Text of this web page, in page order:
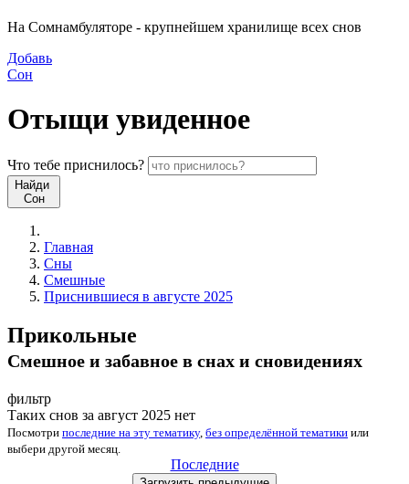
На Сомнамбуляторе - крупнейшем хранилище всех снов
Добавь
Сон
Отыщи увиденное
Что тебе приснилось?
Найди
Сон
Главная
Сны
Смешные
Приснившиеся в августе 2025
Прикольные
Смешное и забавное в снах и сновидениях
фильтр
Таких снов за август 2025 нет
Посмотри последние на эту тематику, без определённой тематики или
выбери другой месяц
Последние